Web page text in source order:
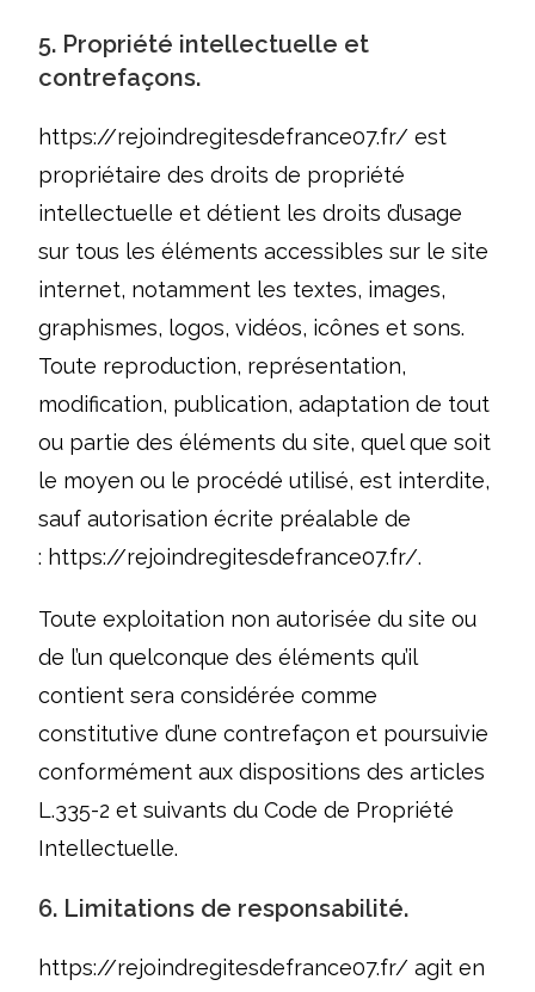
5. Propriété intellectuelle et
contrefaçons.
https://rejoindregitesdefrance07.fr/ est
propriétaire des droits de propriété
intellectuelle et détient les droits d’usage
sur tous les éléments accessibles sur le site
internet, notamment les textes, images,
graphismes, logos, vidéos, icônes et sons.
Toute reproduction, représentation,
modification, publication, adaptation de tout
ou partie des éléments du site, quel que soit
le moyen ou le procédé utilisé, est interdite,
sauf autorisation écrite préalable de
: https://rejoindregitesdefrance07.fr/.
Toute exploitation non autorisée du site ou
de l’un quelconque des éléments qu’il
contient sera considérée comme
constitutive d’une contrefaçon et poursuivie
conformément aux dispositions des articles
L.335-2 et suivants du Code de Propriété
Intellectuelle.
6. Limitations de responsabilité.
https://rejoindregitesdefrance07.fr/ agit en